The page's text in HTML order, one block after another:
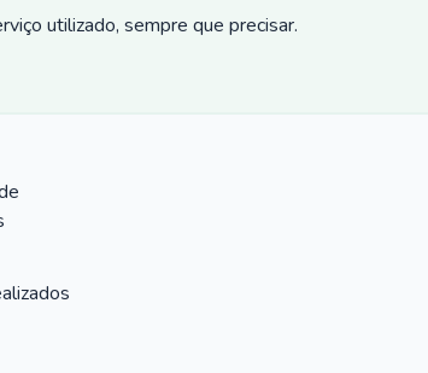
utilizado, sempre que precisar.